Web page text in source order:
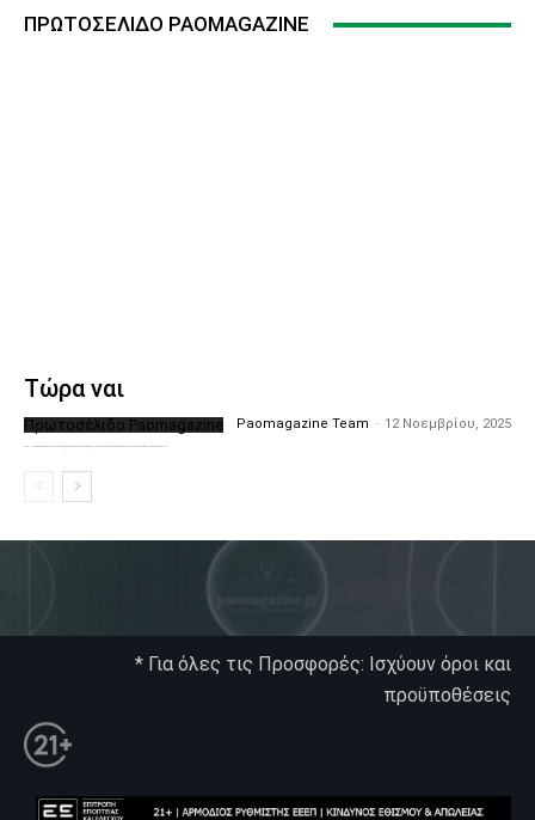
ΠΡΩΤΟΣΈΛΙΔΟ PAOMAGAZINE
Τώρα ναι
Πρωτοσέλιδο Paomagazine Paomagazine Team - 12 Νοεμβρίου, 2025
* Για όλες τις Προσφορές: Ισχύουν όροι και
προϋποθέσεις